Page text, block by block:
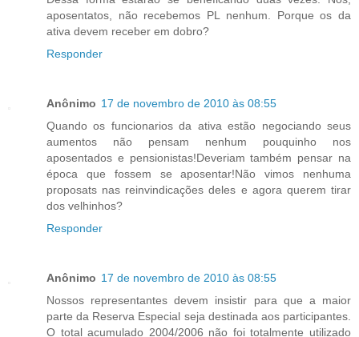
aposentatos, não recebemos PL nenhum. Porque os da
ativa devem receber em dobro?
Responder
Anônimo 17 de novembro de 2010 às 08:55
Quando os funcionarios da ativa estão negociando seus
aumentos não pensam nenhum pouquinho nos
aposentados e pensionistas!Deveriam também pensar na
época que fossem se aposentar!Não vimos nenhuma
proposats nas reinvindicações deles e agora querem tirar
dos velhinhos?
Responder
Anônimo 17 de novembro de 2010 às 08:55
Nossos representantes devem insistir para que a maior
parte da Reserva Especial seja destinada aos participantes.
O total acumulado 2004/2006 não foi totalmente utilizado